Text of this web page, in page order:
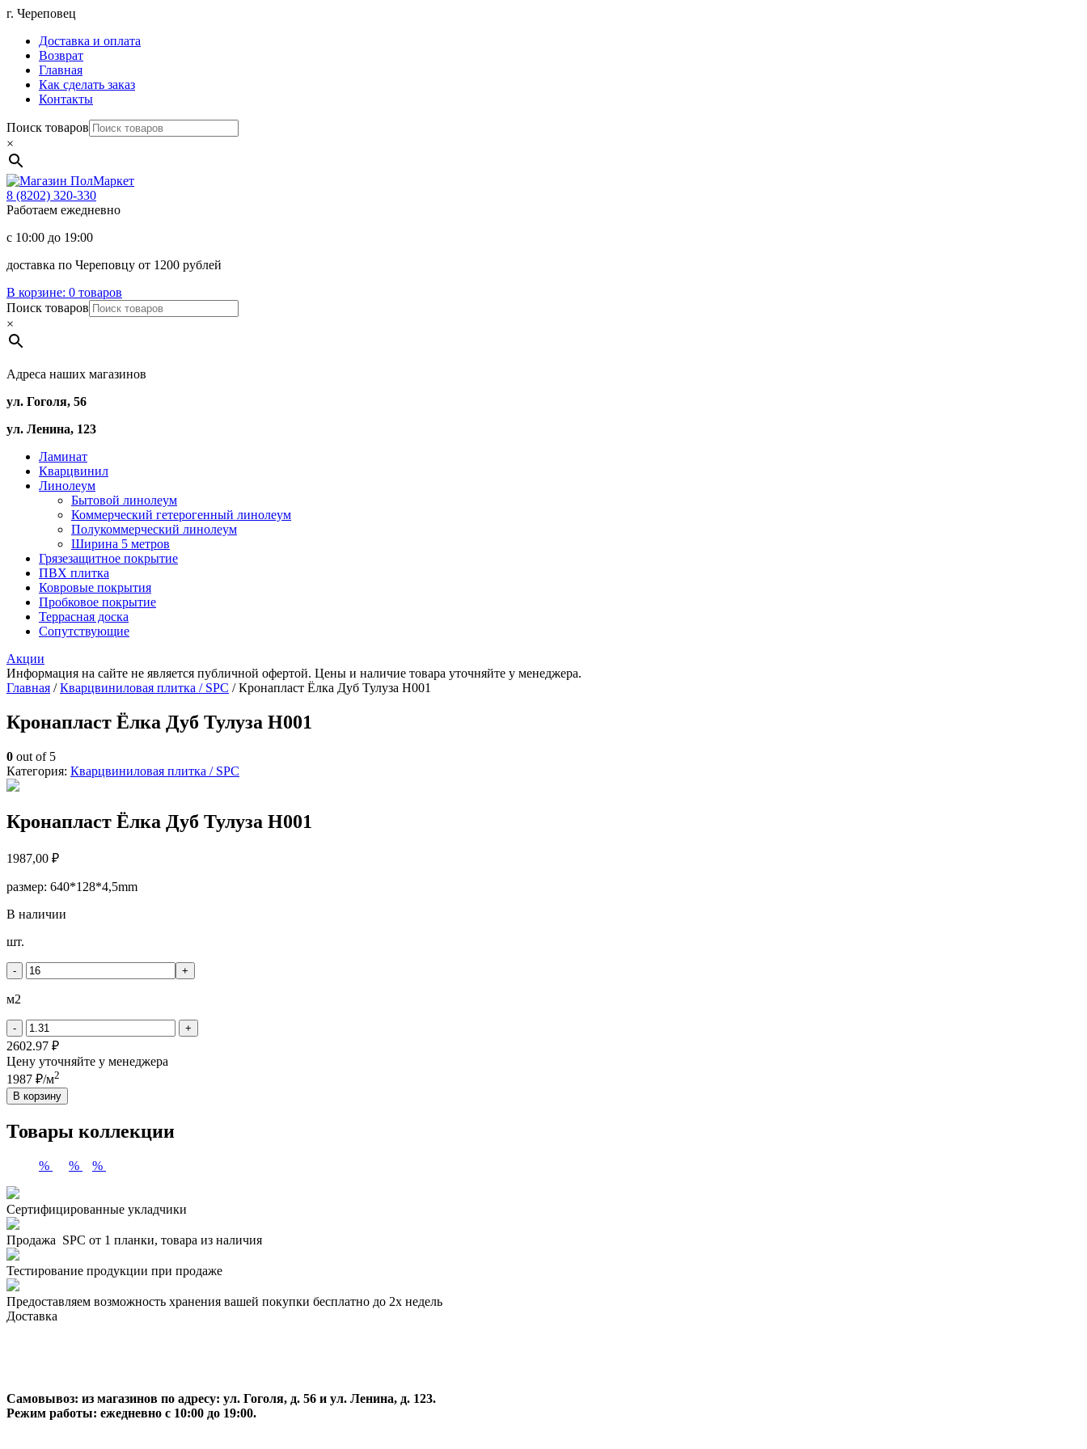
Перейти
содержимому
г. Череповец
Доставка и оплата
Возврат
Главная
Как сделать заказ
Контакты
Поиск товаров
×
Магазин
8 (8202) 320-330
Работаем ежедневно
с 10:00 до 19:00
доставка по Череповцу от 1200 рублей
В корзине: 0 товаров
Поиск товаров
×
Адреса наших магазинов
ул. Гоголя, 56
ул. Ленина, 123
Ламинат
Кварцвинил
Линолеум
Бытовой линолеум
Коммерческий гетерогенный линолеум
Полукоммерческий линолеум
Ширина 5 метров
Грязезащитное покрытие
ПВХ плитка
Ковровые покрытия
Пробковое покрытие
Террасная доска
Сопутствующие
Акции
Информация на сайте не является публичной офертой. Цены и наличие товара уточняйте у менеджера.
Главная /Кварцвиниловая плитка / SPС / Кронапласт Ёлка Дуб Тулуза H001
Кронапласт Ёлка Дуб Тулуза H001
0 out of 5
Категория: Кварцвиниловая плитка / SPС
Кронапласт Ёлка Дуб Тулуза H001
1987,00 ₽
размер: 640*128*4,5mm
В наличии
Количество
Кронапласт
Дуб
H001
шт.
- +
м2
- +
2602.97 ₽
Цену уточняйте у менеджера
1987 ₽/м2
В корзину
Товары коллекции
% % %
Сертифицированные укладчики
Продажа SPC от 1 планки, товара из наличия
Тестирование продукции при продаже
Предоставляем возможность хранения вашей покупки бесплатно до 2х недель
Доставка
Самовывоз: из магазинов по адресу: ул. Гоголя, д. 56 и ул. Ленина, д. 123.
Режим работы: ежедневно с 10:00 до 19:00.